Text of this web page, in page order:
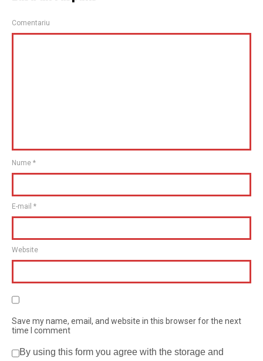
Comentariu
Nume *
E-mail *
Website
Save my name, email, and website in this browser for the next
time I comment
By using this form you agree with the storage and